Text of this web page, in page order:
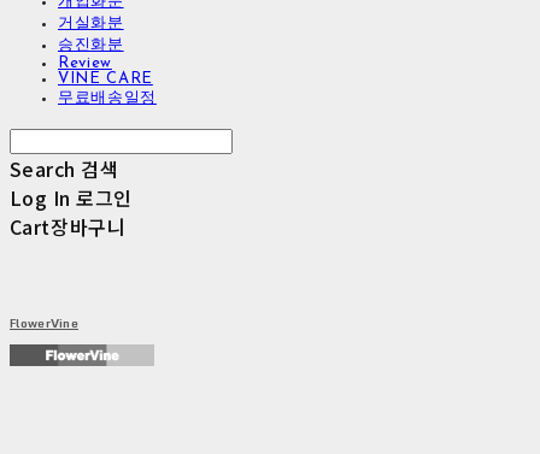
거실화분
승진화분
Review
VINE CARE
무료배송일정
Search 검색
Log In 로그인
Cart장바구니
FlowerVine